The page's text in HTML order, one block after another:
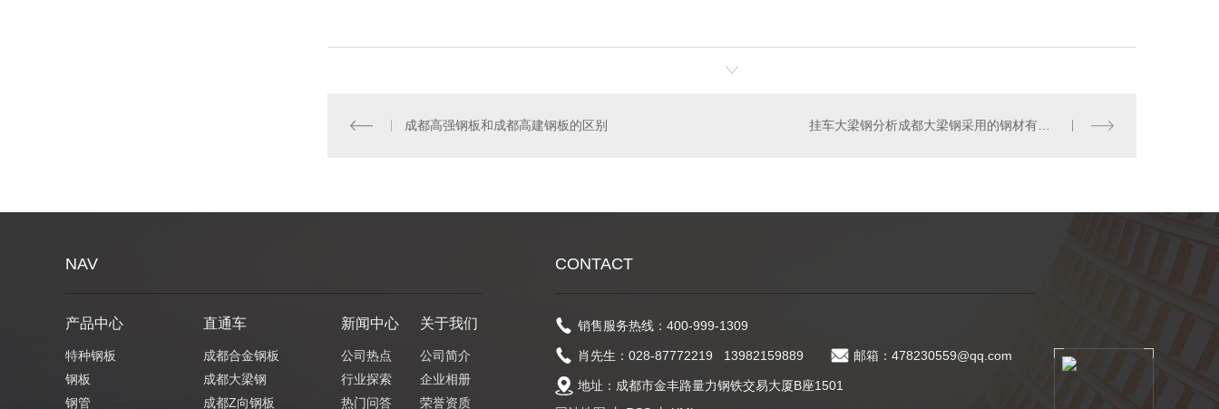
成都高强钢板和成都高建钢板的区别 挂车大梁钢分析成都大梁钢采用的钢材有哪些？
NAV
产品中心
特种钢板
钢板
钢管
直通车
成都合金钢板
成都大梁钢
成都Z向钢板
新闻中心
公司热点
行业探索
热门问答
关于我们
公司简介
企业相册
荣誉资质
CONTACT
销售服务热线：400-999-1309
肖先生：028-87772219 13982159889 邮箱：478230559@qq.com
地址：成都市金丰路量力钢铁交易大厦B座1501